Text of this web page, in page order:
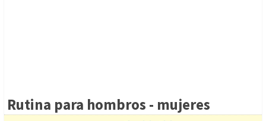
Rutina para hombros - mujeres